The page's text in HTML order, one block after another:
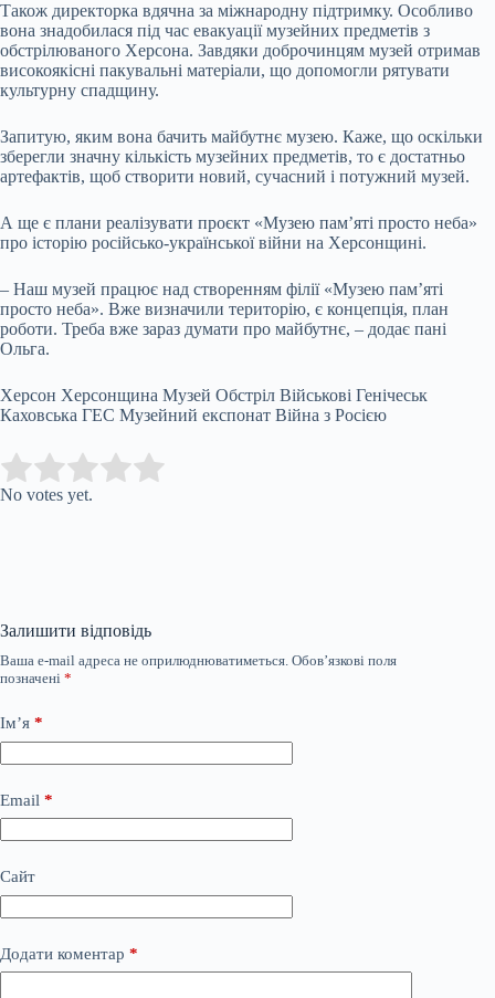
Також директорка вдячна за міжнародну підтримку. Особливо
вона знадобилася під час евакуації музейних предметів з
обстрілюваного Херсона. Завдяки доброчинцям музей отримав
високоякісні пакувальні матеріали, що допомогли рятувати
культурну спадщину.
Запитую, яким вона бачить майбутнє музею. Каже, що оскільки
зберегли значну кількість музейних предметів, то є достатньо
артефактів, щоб створити новий, сучасний і потужний музей.
А ще є плани реалізувати проєкт «Музею пам’яті просто неба»
про історію російсько-української війни на Херсонщині.
– Наш музей працює над створенням філії «Музею пам’яті
просто неба». Вже визначили територію, є концепція, план
роботи. Треба вже зараз думати про майбутнє, – додає пані
Ольга.
Херсон Херсонщина Музей Обстріл Військові Генічеськ
Каховська ГЕС Музейний експонат Війна з Росією
Rate this item:
No votes yet.
Залишити відповідь
Ваша e-mail адреса не оприлюднюватиметься. Обов’язкові поля
позначені *
Ім’я *
Email *
Сайт
Додати коментар *